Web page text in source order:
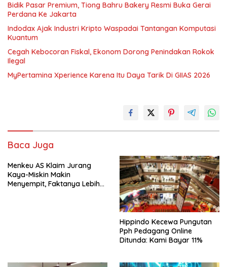
Bidik Pasar Premium, Tiong Bahru Bakery Resmi Buka Gerai
Perdana Ke Jakarta
Indodax Ajak Industri Kripto Waspadai Tantangan Komputasi
Kuantum
Cegah Kebocoran Fiskal, Ekonom Dorong Penindakan Rokok
Ilegal
MyPertamina Xperience Karena Itu Daya Tarik Di GIIAS 2026
Baca Juga
Menkeu AS Klaim Jurang
Kaya-Miskin Makin
Menyempit, Faktanya Lebih
Hippindo Kecewa Pungutan
Pph Pedagang Online
Ditunda: Kami Bayar 11%